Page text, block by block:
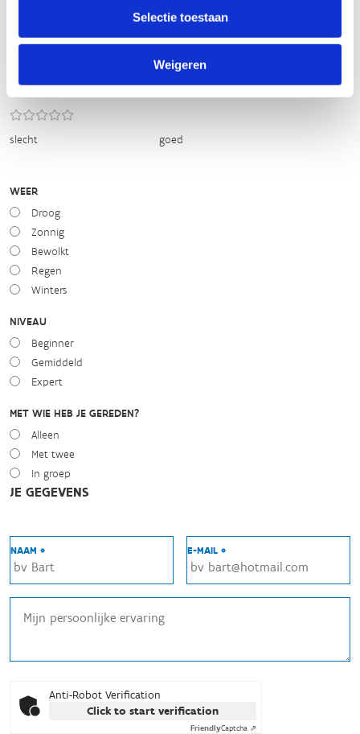
Selectie toestaan
Weigeren
slecht goed
STAAT VAN PARCOURS(ONDERGROND, BEGROEIING, ONDERHOUD)
slecht goed
WEER
Droog
Zonnig
Bewolkt
Regen
Winters
NIVEAU
Beginner
Gemiddeld
Expert
MET WIE HEB JE GEREDEN?
Alleen
Met twee
In groep
JE GEGEVENS
NAAM * E-MAIL *
Anti-Robot Verification
Click to start verification
FriendlyCaptcha ⇗